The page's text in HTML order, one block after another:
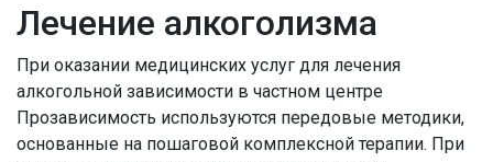
Лечение алкоголизма
При оказании медицинских услуг для лечения
алкогольной зависимости в частном центре
Прозависимость используются передовые методики,
основанные на пошаговой комплексной терапии. При